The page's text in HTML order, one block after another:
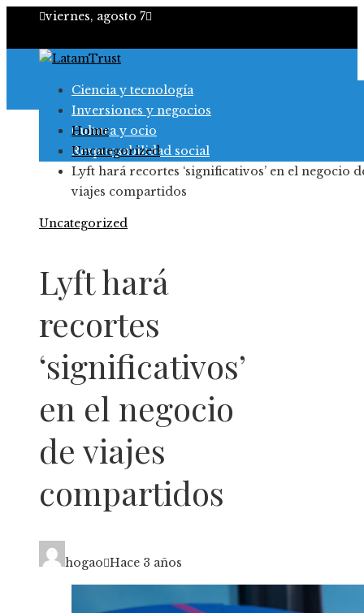
viernes, agosto 7
Ciencia y tecnología
Inversiones y negocios
Cultura y ocio
Responsabilidad social
Home
Uncategorized
Lyft hará recortes ‘significativos’ en el negocio
viajes compartidos
Uncategorized
Lyft hará
recortes
‘significativos’
en el negocio
de viajes
compartidos
hogao Hace 3 años